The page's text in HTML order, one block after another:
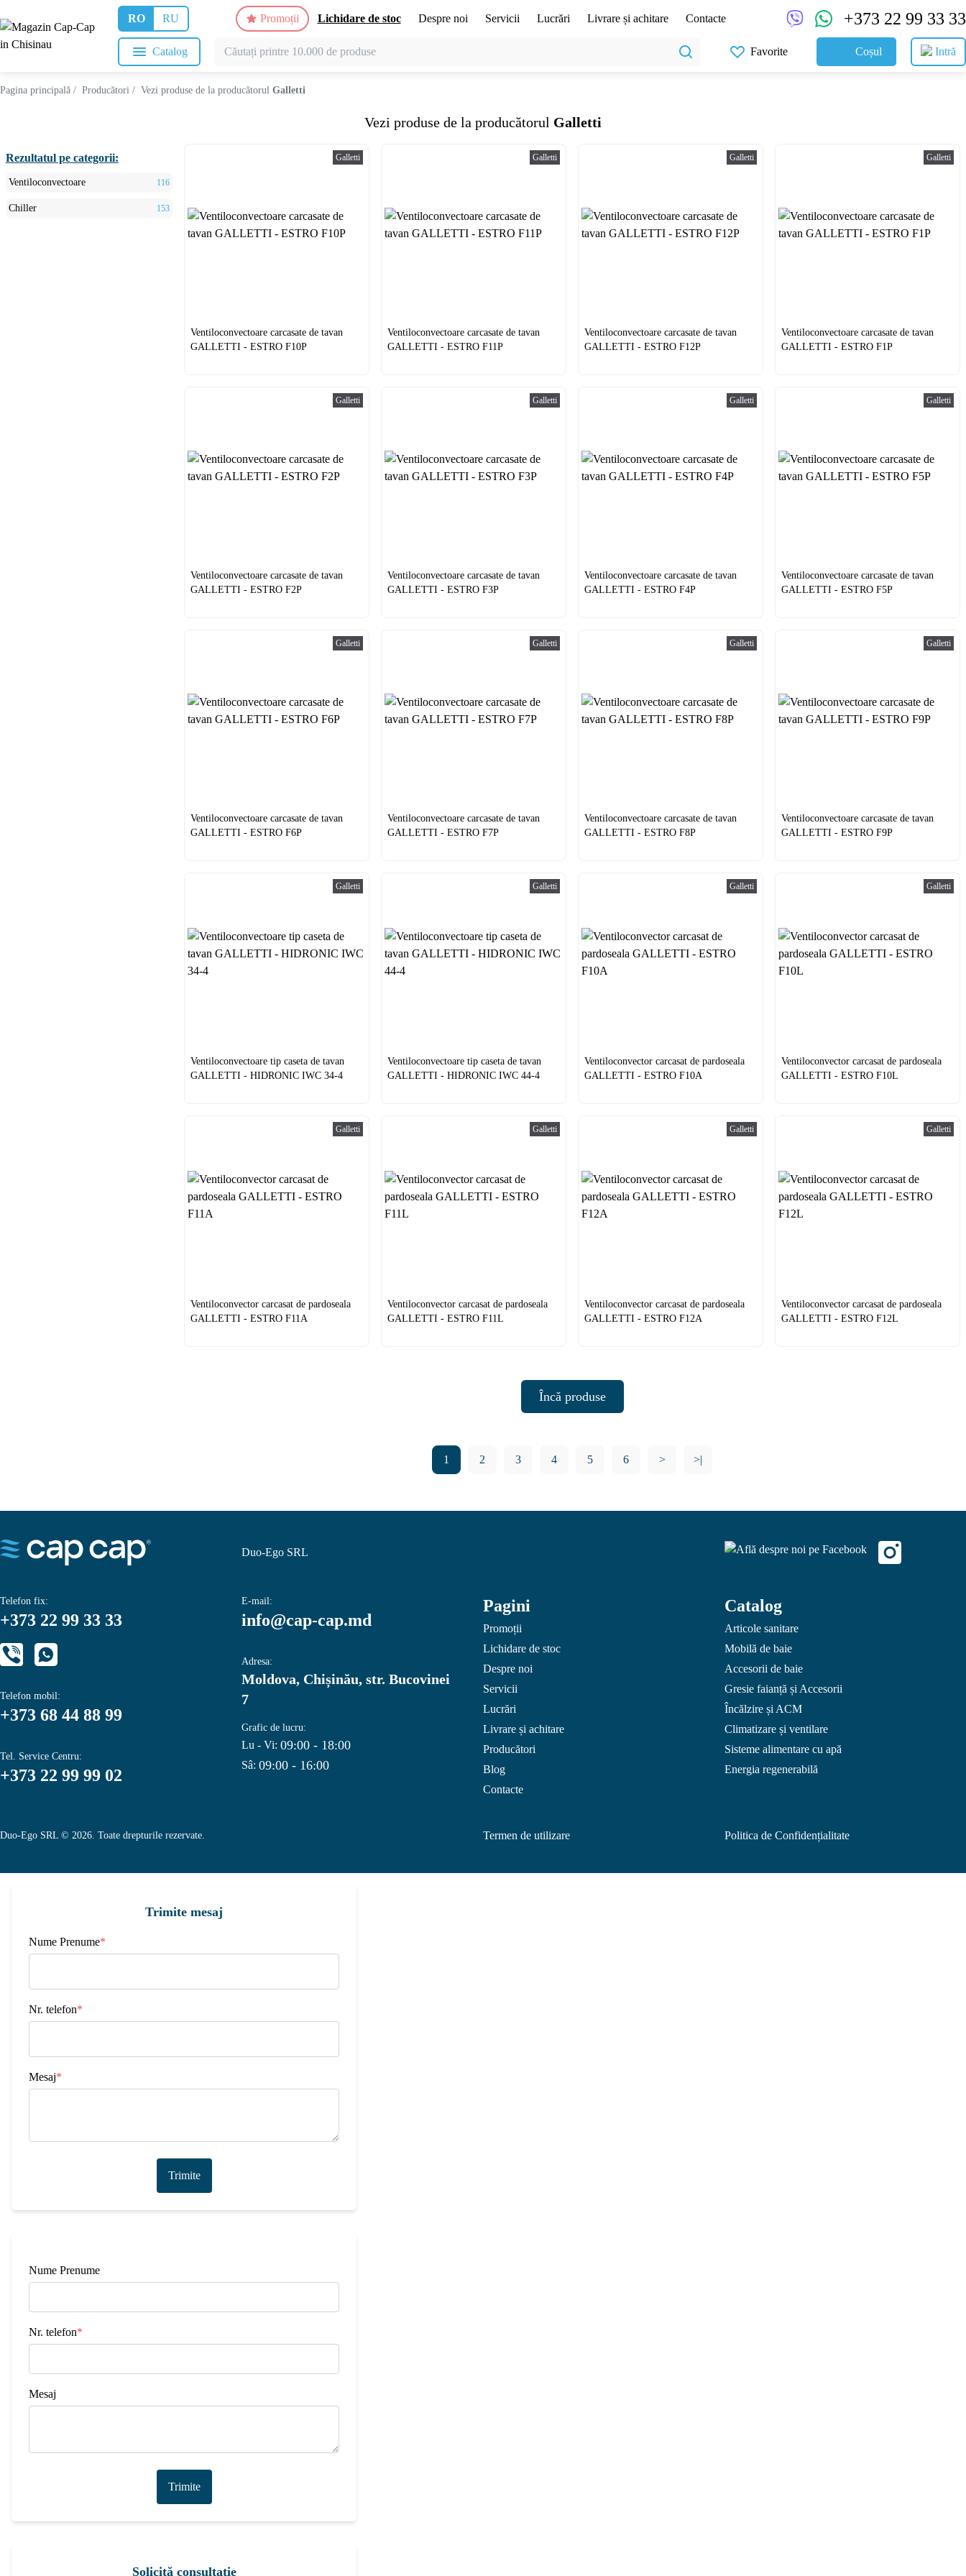
RO RU Promoții Lichidare de stoc Despre noi Servicii Lucrări Livrare și achitare Contacte +373 22 99 33 33
Catalog Favorite Coșul Intră
Pagina principală / Producători / Vezi produse de la producătorul Galletti
Vezi produse de la producătorul Galletti
Rezultatul pe categorii:
Ventiloconvectoare 116
Chiller 153
Galletti
Ventiloconvectoare carcasate de tavan
GALLETTI - ESTRO F10P
Galletti
Ventiloconvectoare carcasate de tavan
GALLETTI - ESTRO F11P
Galletti
Ventiloconvectoare carcasate de tavan
GALLETTI - ESTRO F12P
Galletti
Ventiloconvectoare carcasate de tavan
GALLETTI - ESTRO F1P
Galletti
Ventiloconvectoare carcasate de tavan
GALLETTI - ESTRO F2P
Galletti
Ventiloconvectoare carcasate de tavan
GALLETTI - ESTRO F3P
Galletti
Ventiloconvectoare carcasate de tavan
GALLETTI - ESTRO F4P
Galletti
Ventiloconvectoare carcasate de tavan
GALLETTI - ESTRO F5P
Galletti
Ventiloconvectoare carcasate de tavan
GALLETTI - ESTRO F6P
Galletti
Ventiloconvectoare carcasate de tavan
GALLETTI - ESTRO F7P
Galletti
Ventiloconvectoare carcasate de tavan
GALLETTI - ESTRO F8P
Galletti
Ventiloconvectoare carcasate de tavan
GALLETTI - ESTRO F9P
Galletti
Ventiloconvectoare tip caseta de tavan
GALLETTI - HIDRONIC IWC 34-4
Galletti
Ventiloconvectoare tip caseta de tavan
GALLETTI - HIDRONIC IWC 44-4
Galletti
Ventiloconvector carcasat de pardoseala
GALLETTI - ESTRO F10A
Galletti
Ventiloconvector carcasat de pardoseala
GALLETTI - ESTRO F10L
Galletti
Ventiloconvector carcasat de pardoseala
GALLETTI - ESTRO F11A
Galletti
Ventiloconvector carcasat de pardoseala
GALLETTI - ESTRO F11L
Galletti
Ventiloconvector carcasat de pardoseala
GALLETTI - ESTRO F12A
Galletti
Ventiloconvector carcasat de pardoseala
GALLETTI - ESTRO F12L
Încă produse
1 2 3 4 5 6 > >|
Duo-Ego SRL
Telefon fix:
+373 22 99 33 33
Telefon mobil:
+373 68 44 88 99
Tel. Service Centru:
+373 22 99 99 02
E-mail:
info@cap-cap.md
Adresa:
Moldova, Chișinău, str. Bucovinei
7
Grafic de lucru:
Lu - Vi: 09:00 - 18:00
Sâ: 09:00 - 16:00
Pagini
Promoții
Lichidare de stoc
Despre noi
Servicii
Lucrări
Livrare și achitare
Producători
Blog
Contacte
Catalog
Articole sanitare
Mobilă de baie
Accesorii de baie
Gresie faianță și Accesorii
Încălzire și ACM
Climatizare și ventilare
Sisteme alimentare cu apă
Energia regenerabilă
Duo-Ego SRL © 2026. Toate drepturile rezervate. Termen de utilizare Politica de Confidențialitate
Trimite mesaj
Nume Prenume*
Nr. telefon*
Mesaj*
Trimite
Nume Prenume
Nr. telefon*
Mesaj
Trimite
Solicită consultație